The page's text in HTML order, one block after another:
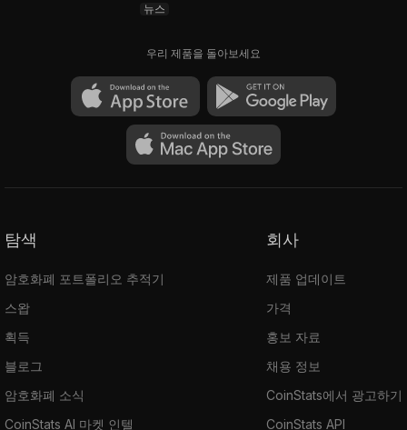
뉴스
우리 제품을 돌아보세요
탐색
암호화폐 포트폴리오 추적기
스왑
획득
블로그
암호화폐 소식
CoinStats AI 마켓 인텔
회사
제품 업데이트
가격
홍보 자료
채용 정보
CoinStats에서 광고하기
CoinStats API